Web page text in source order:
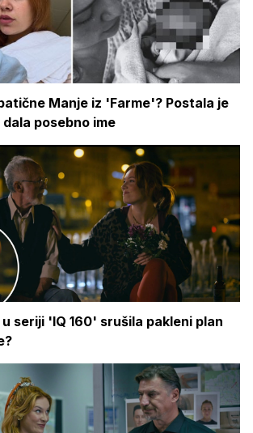
Manje iz 'Farme'? Postala je
posebno ime
seriji 'IQ 160' srušila pakleni plan